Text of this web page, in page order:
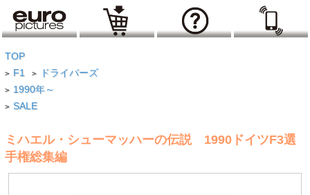
TOP
> F1 > ドライバーズ
> 1990年～
> SALE
ミハエル・シューマッハーの伝説 1990ドイツF3選
手権総集編